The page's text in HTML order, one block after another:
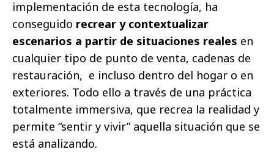
implementación de esta tecnología, ha
conseguido recrear y contextualizar
escenarios a partir de situaciones reales en
cualquier tipo de punto de venta, cadenas de
restauración, e incluso dentro del hogar o en
exteriores. Todo ello a través de una práctica
totalmente immersiva, que recrea la realidad y
permite “sentir y vivir” aquella situación que se
está analizando.